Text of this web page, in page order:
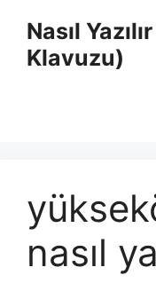
Nasıl
Klavuzu)
nasıl